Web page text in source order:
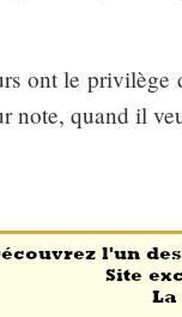
ont le privilège
note, quand il